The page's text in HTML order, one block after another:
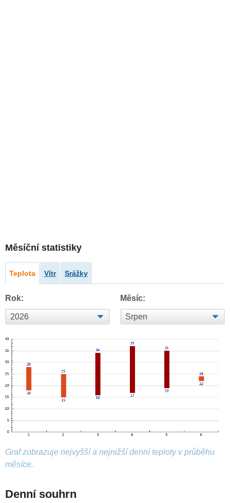
Měsíční statistiky
Teplota Vítr Srážky
Rok: Měsíc:
Graf zobrazuje nejvyšší a nejnižší denní teploty v průběhu
měsíce.
Denní souhrn